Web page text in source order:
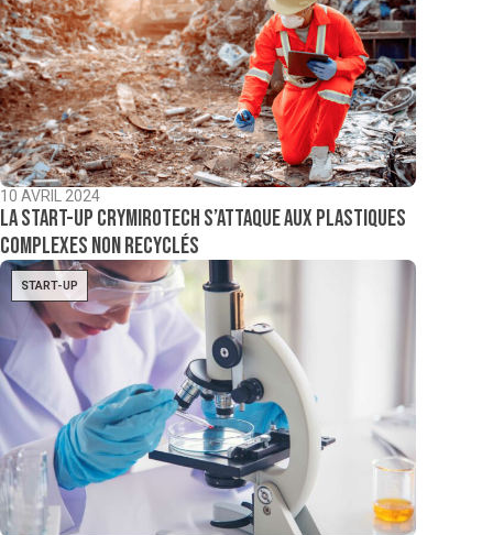
10 AVRIL 2024
La start-up Crymirotech s’attaque aux plastiques
complexes non recyclés
START-UP